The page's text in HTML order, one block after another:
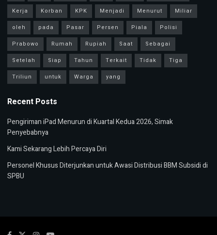
Kerja
Korban KPK Menjadi Menurut
Miliar
oleh
pada Pasar Persen Piala
Polisi
Prabowo
Rumah Rupiah Saat
Sebagai
Setelah
Siap Tahun Terkait Tidak
Tiga
Triliun
untuk Warga yang
Recent Posts
Pengiriman iPad Menurun di Kuartal Kedua 2026, Simak
Penyebabnya
Kami Sekarang Lebih Percaya Diri
Personel Khusus Diterjunkan untuk Awasi Distribusi BBM Subsidi di
SPBU